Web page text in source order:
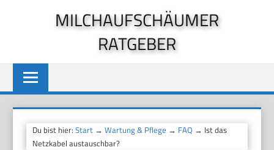
MILCHAUFSCHÄUMER
RATGEBER
Du bist hier:Start →Wartung & Pflege → FAQ → Ist das
Netzkabel austauschbar?